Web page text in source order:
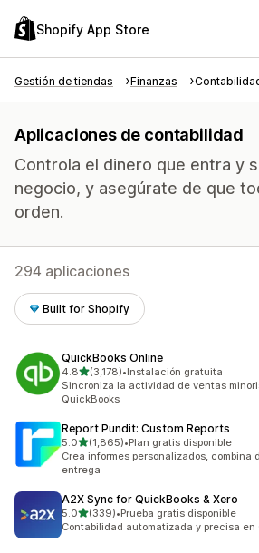
Shopify App Store
Gestión de tiendas Finanzas
Aplicaciones de contabilidad
Controla el dinero que entra y
negocio, y asegúrate de que
orden.
294 aplicaciones
Built for Shopify
QuickBooks Online
4.8de 5 estrellas
(3,178)
3178 reseñas en total
•Instalación gratuita
Sincroniza la actividad de ventas
QuickBooks
Report Pundit: Custom Reports
5.0de 5 estrellas
(1,865)
1865 reseñas en total
•Plan gratis disponible
Crea informes personalizados, combina
entrega
A2X Sync for QuickBooks & Xero
5.0de 5 estrellas
(339)
339 reseñas en total
•Prueba gratis disponible
Contabilidad automatizada y precisa en